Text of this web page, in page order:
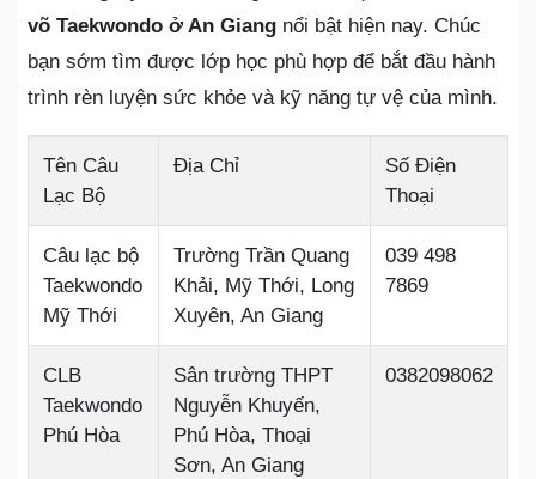
võ Taekwondo ở An Giang nổi bật hiện nay. Chúc
bạn sớm tìm được lớp học phù hợp để bắt đầu hành
trình rèn luyện sức khỏe và kỹ năng tự vệ của mình.
Tên Câu
Lạc Bộ
Địa Chỉ
Số Điện
Thoại
Câu lạc bộ
Taekwondo
Mỹ Thới
Trường Trần Quang
Khải, Mỹ Thới, Long
Xuyên, An Giang
039 498
7869
CLB
Taekwondo
Phú Hòa
Sân trường THPT
Nguyễn Khuyến,
Phú Hòa, Thoại
Sơn, An Giang
0382098062